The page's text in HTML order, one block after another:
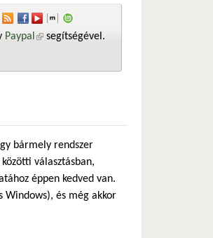
Paypal (külső hivatkozás)
segítségével.
bármely rendszer
választásban,
éppen kedved van.
és még akkor